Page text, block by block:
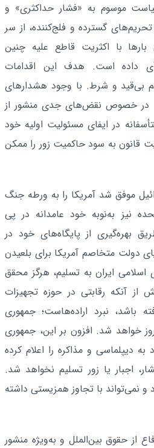
موسوم به «فشار حداکثری» و
گسترده و فلج‌کننده، از سر
با اکثریت قاطع علیه چنین
داده است. هدف این اقدامات
بی‌قید و شرط. با وجود هشدارهای
در خصوص نقض‌های جدی منشور از
در ایفای مسئولیت اولیه خود
قانون به سود حاکمیت زور را ممکن
موفق شد آمریکا را به ورطه جنگ
نیز به‌نوبه خود عامدانه در پی
بهره‌گیری از پایگاه‌های خود در
دولت متخاصم آمریکا برای بلعیدن
اسلامی ایران به تسلیم، هرگز محقق
آنکه رقابتی در حوزه تجهیزات
باشد، نبرد اراده‌هاست؛ جمهوری
خواهد شد. افزون بر این، جمهوری
به دیپلماسی و مذاکره را اعلام کرده
اجبار یا زور تسلیم نخواهد شد.
و نمی‌تواند با تجاوز همزیستی داشته
از حقوق بین‌الملل و به‌ویژه منشور